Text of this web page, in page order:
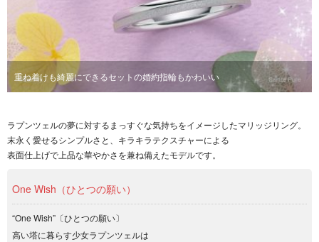
重ね着けも綺麗にできるセットの婚約指輪もかわいい
ゴールドにお素材変更も可能！
ラプンツェルの夢に対するまっすぐな気持ちをイメージしたマリッジリング。
末永く愛せるシンプルさと、キラキラテクスチャーによる
表面仕上げで上品な華やかさを兼ね備えたモデルです。
One Wish（ひとつの願い）
“One Wish”〔ひとつの願い〕
高い塔に暮らす少女ラプンツェルは